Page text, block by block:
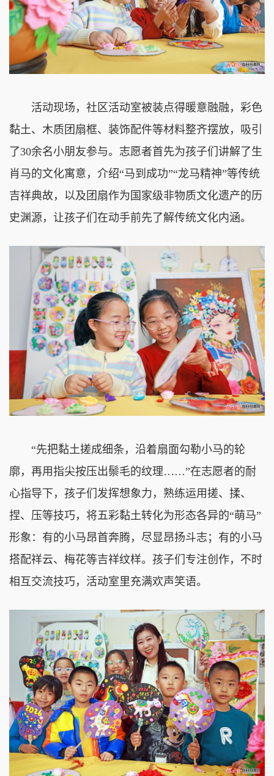
活动现场，社区活动室被装点得暖意融融，彩色
黏土、木质团扇框、装饰配件等材料整齐摆放，吸引
了30余名小朋友参与。志愿者首先为孩子们讲解了生
肖马的文化寓意，介绍“马到成功”“龙马精神”等传统
吉祥典故，以及团扇作为国家级非物质文化遗产的历
史渊源，让孩子们在动手前先了解传统文化内涵。
“先把黏土搓成细条，沿着扇面勾勒小马的轮
廓，再用指尖按压出鬃毛的纹理……”在志愿者的耐
心指导下，孩子们发挥想象力，熟练运用搓、揉、
捏、压等技巧，将五彩黏土转化为形态各异的“萌马”
形象：有的小马昂首奔腾，尽显昂扬斗志；有的小马
搭配祥云、梅花等吉祥纹样。孩子们专注创作，不时
相互交流技巧，活动室里充满欢声笑语。